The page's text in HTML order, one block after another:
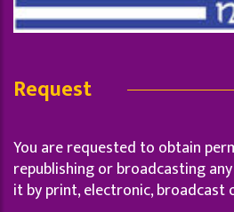
Request
You are requested to obtain
republishing or broadcasting
it by print, electronic, broadcast